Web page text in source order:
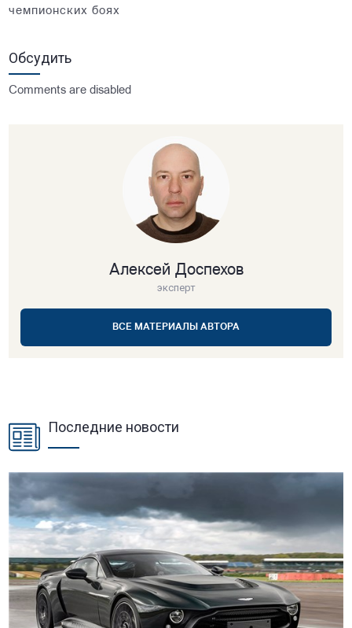
чемпионских боях
Обсудить
Comments are disabled
Алексей Доспехов
эксперт
ВСЕ МАТЕРИАЛЫ АВТОРА
Последние новости